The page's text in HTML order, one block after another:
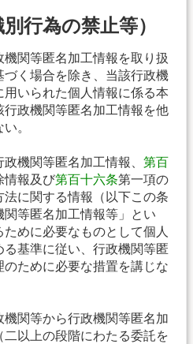
行為の禁止等）
関等匿名加工情報を取り扱
づく場合を除き、当該行政機
いられた個人情報に係る本
行政機関等匿名加工情報を他
。
機関等匿名加工情報、 第百
情報及び第百十六条第一項の
に関する情報（以下この条
関等匿名加工情報等」とい
めに必要なものとして個人
基準に従い、行政機関等匿
ために必要な措置を講じな
関等から行政機関等匿名加
以上の段階にわたる委託を